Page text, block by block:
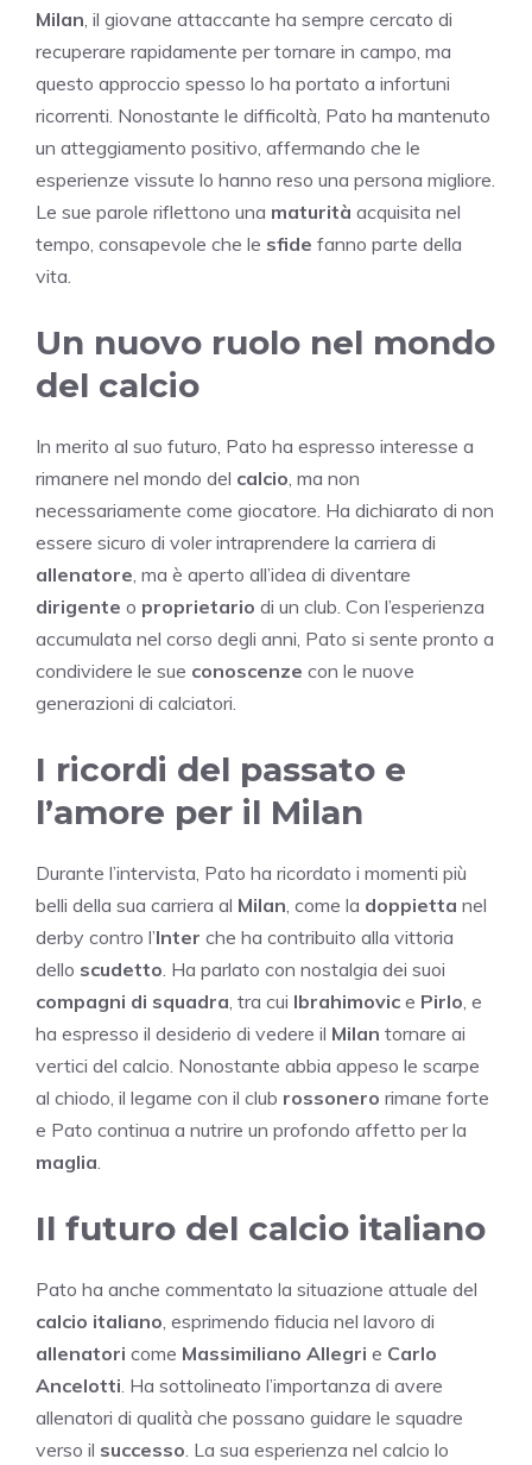
Milan , il giovane attaccante ha sempre cercato di
recuperare rapidamente per tornare in campo, ma
questo approccio spesso lo ha portato a infortuni
ricorrenti. Nonostante le difficoltà, Pato ha mantenuto
un atteggiamento positivo, affermando che le
esperienze vissute lo hanno reso una persona migliore.
Le sue parole riflettono una maturità acquisita nel
tempo, consapevole che le sfide fanno parte della
vita.
Un nuovo ruolo nel mondo
del calcio
In merito al suo futuro, Pato ha espresso interesse a
rimanere nel mondo del calcio , ma non
necessariamente come giocatore. Ha dichiarato di non
essere sicuro di voler intraprendere la carriera di
allenatore , ma è aperto all’idea di diventare
dirigente o proprietario di un club. Con l’esperienza
accumulata nel corso degli anni, Pato si sente pronto a
condividere le sue conoscenze con le nuove
generazioni di calciatori.
I ricordi del passato e
l’amore per il Milan
Durante l’intervista, Pato ha ricordato i momenti più
belli della sua carriera al Milan , come la doppietta nel
derby contro l’Inter che ha contribuito alla vittoria
dello scudetto . Ha parlato con nostalgia dei suoi
compagni di squadra , tra cui Ibrahimovic e Pirlo , e
ha espresso il desiderio di vedere il Milan tornare ai
vertici del calcio. Nonostante abbia appeso le scarpe
al chiodo, il legame con il club rossonero rimane forte
e Pato continua a nutrire un profondo affetto per la
maglia
Il futuro del calcio italiano
Pato ha anche commentato la situazione attuale del
calcio italiano , esprimendo fiducia nel lavoro di
allenatori come Massimiliano Allegri e Carlo
Ancelotti . Ha sottolineato l’importanza di avere
allenatori di qualità che possano guidare le squadre
verso il successo . La sua esperienza nel calcio lo